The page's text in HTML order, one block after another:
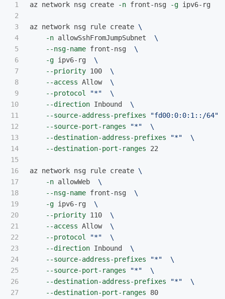
1
2
3
4
5
6
7
8
9
10
11
12
13
14
15
16
17
18
19
20
21
22
23
24
25
26
27
az network nsg create -n front-nsg -g ipv6-rg
az network nsg rule create \
-n allowSshFromJumpSubnet \
--nsg-name front-nsg \
-g ipv6-rg \
--priority 100 \
--access Allow \
--protocol
"*"
\
--direction Inbound \
--source-address-prefixes
"fd00:0:0:1::/64"
--source-port-ranges
"*"
\
--destination-address-prefixes
"*"
\
--destination-port-ranges 22
az network nsg rule create \
-n allowWeb \
--nsg-name front-nsg \
-g ipv6-rg \
--priority 110 \
--access Allow \
--protocol
"*"
\
--direction Inbound \
--source-address-prefixes
"*"
\
--source-port-ranges
"*"
\
--destination-address-prefixes
"*"
\
--destination-port-ranges 80